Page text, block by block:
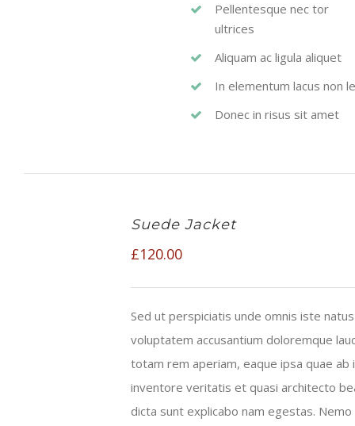
Pellentesque nec tor
ultrices
Aliquam ac ligula aliquet
In elementum lacus non
Donec in risus sit amet
Suede Jacket
£120.00
Sed ut perspiciatis unde omnis iste
voluptatem accusantium doloremque
totam rem aperiam, eaque ipsa quae ab
inventore veritatis et quasi architecto
dicta sunt explicabo nam egestas.